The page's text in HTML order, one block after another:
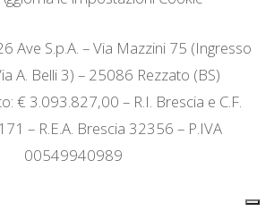
Ave S.p.A. – Via Mazzini 75 (Ingresso
A. Belli 3) – 25086 Rezzato (BS)
€ 3.093.827,00 – R.I. Brescia e C.F.
– R.E.A. Brescia 32356 – P.IVA
00549940989